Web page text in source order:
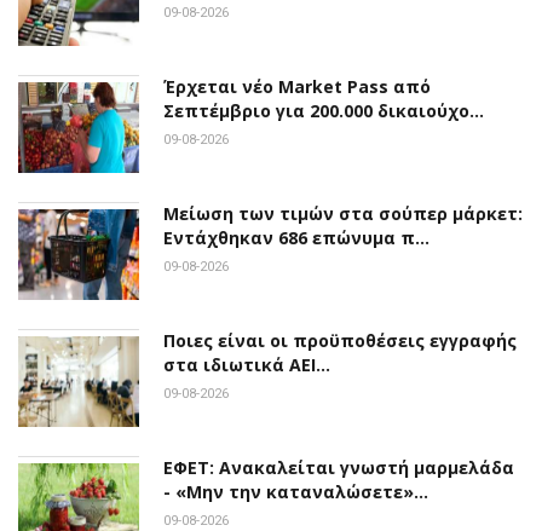
09-08-2026
Έρχεται νέο Market Pass από
Σεπτέμβριο για 200.000 δικαιούχο…
09-08-2026
Μείωση των τιμών στα σούπερ μάρκετ:
Εντάχθηκαν 686 επώνυμα π…
09-08-2026
Ποιες είναι οι προϋποθέσεις εγγραφής
στα ιδιωτικά ΑΕΙ…
09-08-2026
ΕΦΕΤ: Ανακαλείται γνωστή μαρμελάδα
- «Μην την καταναλώσετε»…
09-08-2026